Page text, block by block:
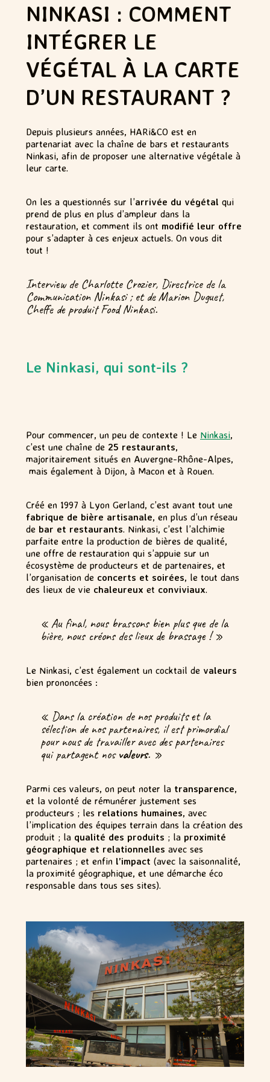
NINKASI : COMMENT
INTÉGRER LE
VÉGÉTAL À LA CARTE
D’UN RESTAURANT ?
Depuis plusieurs années, HARi&CO est en
partenariat avec la chaîne de bars et restaurants
Ninkasi, afin de proposer une alternative végétale à
leur carte.
On les a questionnés sur l’arrivée du végétal qui
prend de plus en plus d’ampleur dans la
restauration, et comment ils ont modifié leur offre
pour s’adapter à ces enjeux actuels. On vous dit
tout !
Interview de Charlotte Crozier, Directrice de la
Communication Ninkasi ; et de Marion Duguet,
Cheffe de produit Food Ninkasi.
Le Ninkasi, qui sont-ils ?
Pour commencer, un peu de contexte ! Le Ninkasi,
c’est une chaîne de 25 restaurants,
majoritairement situés en Auvergne-Rhône-Alpes,
mais également à Dijon, à Macon et à Rouen.
Créé en 1997 à Lyon Gerland, c’est avant tout une
fabrique de bière artisanale, en plus d’un réseau
de bar et restaurants. Ninkasi, c’est l’alchimie
parfaite entre la production de bières de qualité,
une offre de restauration qui s’appuie sur un
écosystème de producteurs et de partenaires, et
l’organisation de concerts et soirées, le tout dans
des lieux de vie chaleureux et conviviaux.
« Au final, nous brassons bien plus que de la
bière, nous créons des lieux de brassage ! »
Le Ninkasi, c’est également un cocktail de valeurs
bien prononcées :
« Dans la création de nos produits et la
sélection de nos partenaires, il est primordial
pour nous de travailler avec des partenaires
qui partagent nosvaleurs. »
Parmi ces valeurs, on peut noter la transparence,
et la volonté de rémunérer justement ses
producteurs ; les relations humaines, avec
l’implication des équipes terrain dans la création des
produit ; la qualité des produits ; la proximité
géographique et relationnelles avec ses
partenaires ; et enfin l’impact (avec la saisonnalité,
la proximité géographique, et une démarche éco
responsable dans tous ses sites).